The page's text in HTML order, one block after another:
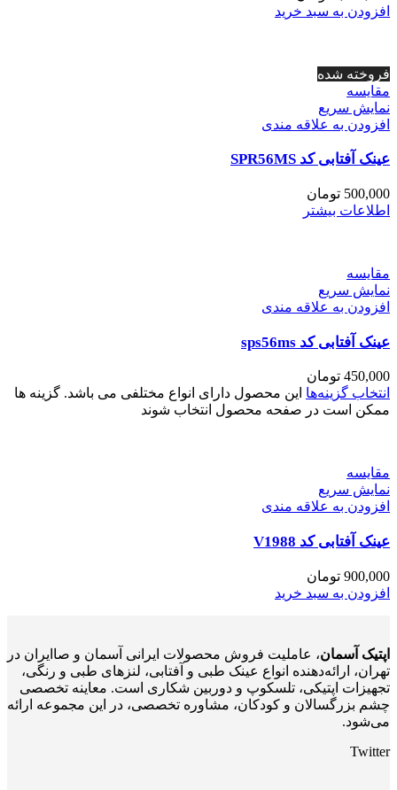
افزودن به سبد خرید
فروخته شده
مقايسه
نمایش سریع
افزودن به علاقه مندی
عینک آفتابی کد SPR56MS
500,000 تومان
اطلاعات بیشتر
مقايسه
نمایش سریع
افزودن به علاقه مندی
عینک آفتابی کد sps56ms
450,000 تومان
انتخاب گزینه‌ها این محصول دارای انواع مختلفی می باشد. گزینه ها
ممکن است در صفحه محصول انتخاب شوند
مقايسه
نمایش سریع
افزودن به علاقه مندی
عینک آفتابی کد V1988
900,000 تومان
افزودن به سبد خرید
اپتیک آسمان، عاملیت فروش محصولات ایرانی آسمان و صاایران در
تهران، ارائه‌دهنده انواع عینک طبی و آفتابی، لنزهای طبی و رنگی،
تجهیزات اپتیکی، تلسکوپ و دوربین شکاری است. معاینه تخصصی
چشم بزرگسالان و کودکان، مشاوره تخصصی، در این مجموعه ارائه
می‌شود.
Twitter